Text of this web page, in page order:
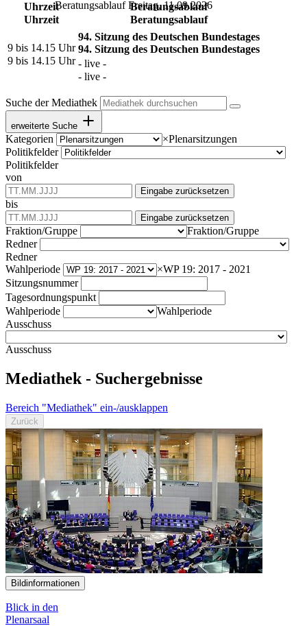
Uhrzeit
Beratungsablauf
9 bis 14.15 Uhr
94. Sitzung des Deutschen Bundestages
- live -
Beratungsablauf Freitag, 11.09.2026
Uhrzeit
Beratungsablauf
9 bis 14.15 Uhr
94. Sitzung des Deutschen Bundestages
- live -
Suche der Mediathek
erweiterte Suche
Kategorien ×Plenarsitzungen
Politikfelder
Politikfelder
von
Eingabe zurücksetzen
bis
Eingabe zurücksetzen
Fraktion/Gruppe
Fraktion/Gruppe
Redner
Redner
Wahlperiode
×WP 19: 2017 - 2021
Sitzungsnummer
Tagesordnungspunkt
Wahlperiode
Wahlperiode
Ausschuss
Ausschuss
Mediathek - Suchergebnisse
Bereich "Mediathek" ein-/ausklappen
Zurück
Bildinformationen
Blick in den
Plenarsaal